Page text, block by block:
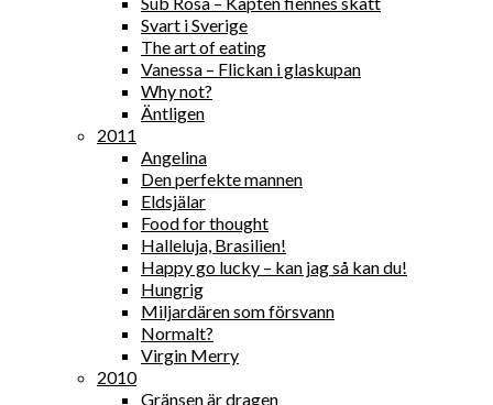
Svart i Sverige
The art of eating
Vanessa – Flickan i glaskupan
Why not?
Äntligen
2011
Angelina
Den perfekte mannen
Eldsjälar
Food for thought
Halleluja, Brasilien!
Happy go lucky – kan jag så kan du!
Hungrig
Miljardären som försvann
Normalt?
Virgin Merry
2010
Gränsen är dragen